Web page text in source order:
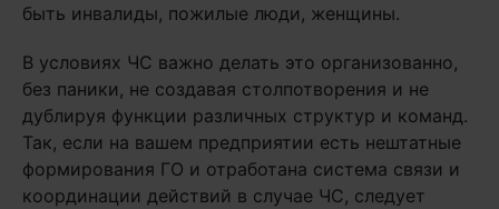
быть инвалиды, пожилые люди, женщины.
В условиях ЧС важно делать это организованно,
без паники, не создавая столпотворения и не
дублируя функции различных структур и команд.
Так, если на вашем предприятии есть нештатные
формирования ГО и отработана система связи и
координации действий в случае ЧС, следует